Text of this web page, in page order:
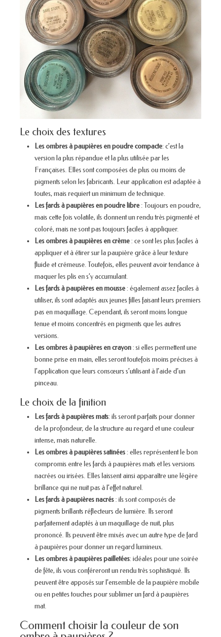
Le choix des textures
Les ombres à paupières en poudre compacte: c’est la
version la plus répandue et la plus utilisée par les
Françaises. Elles sont composées de plus ou moins de
pigments selon les fabricants. Leur application est adaptée à
toutes, mais requiert un minimum de technique.
Les fards à paupières en poudre libre: Toujours en poudre,
mais cette fois volatile, ils donnent un rendu très pigmenté et
coloré, mais ne sont pas toujours faciles à appliquer.
Les ombres à paupières en crème: ce sont les plus faciles à
appliquer et à étirer sur la paupière grâce à leur texture
fluide et crémeuse. Toutefois, elles peuvent avoir tendance à
maquer les plis en s’y accumulant.
Les fards à paupières en mousse: également assez faciles à
utiliser, ils sont adaptés aux jeunes filles faisant leurs premiers
pas en maquillage. Cependant, ils seront moins longue
tenue et moins concentrés en pigments que les autres
versions.
Les ombres à paupières en crayon: si elles permettent une
bonne prise en main, elles seront toutefois moins précises à
l’application que leurs consœurs s’utilisant à l’aide d’un
pinceau.
Le choix de la finition
Les fards à paupières mats: ils seront parfaits pour donner
de la profondeur, de la structure au regard et une couleur
intense, mais naturelle.
Les ombres à paupières satinées: elles représentent le bon
compromis entre les fards à paupières mats et les versions
nacrées ou irisées. Elles laissent ainsi apparaître une légère
brillance qui ne nuit pas à l’effet naturel.
Les fards à paupières nacrés: ils sont composés de
pigments brillants réflecteurs de lumière. Ils seront
parfaitement adaptés à un maquillage de nuit, plus
prononcé. Ils peuvent être mixés avec un autre type de fard
à paupières pour donner un regard lumineux.
Les ombres à paupières pailletées: idéales pour une soirée
de fête, ils vous conféreront un rendu très sophistiqué. Ils
peuvent être apposés sur l’ensemble de la paupière mobile
ou en petites touches pour sublimer un fard à paupières
mat.
Comment choisir la couleur de son